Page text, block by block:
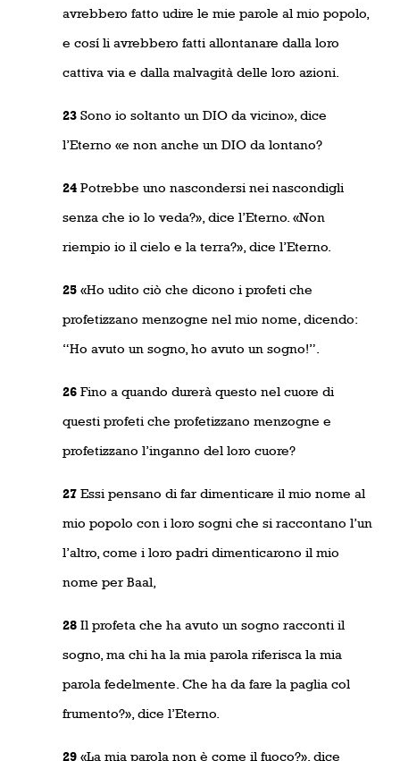
avrebbero fatto udire le mie parole al mio popolo,
e cosí li avrebbero fatti allontanare dalla loro
cattiva via e dalla malvagità delle loro azioni.
23 Sono io soltanto un DIO da vicino», dice
l’Eterno «e non anche un DIO da lontano?
24 Potrebbe uno nascondersi nei nascondigli
senza che io lo veda?», dice l’Eterno. «Non
riempio io il cielo e la terra?», dice l’Eterno.
25 «Ho udito ciò che dicono i profeti che
profetizzano menzogne nel mio nome, dicendo:
“Ho avuto un sogno, ho avuto un sogno!”.
26 Fino a quando durerà questo nel cuore di
questi profeti che profetizzano menzogne e
profetizzano l’inganno del loro cuore?
27 Essi pensano di far dimenticare il mio nome al
mio popolo con i loro sogni che si raccontano l’un
l’altro, come i loro padri dimenticarono il mio
nome per Baal,
28 Il profeta che ha avuto un sogno racconti il
sogno, ma chi ha la mia parola riferisca la mia
parola fedelmente. Che ha da fare la paglia col
frumento?», dice l’Eterno.
29 «La mia parola non è come il fuoco?», dice